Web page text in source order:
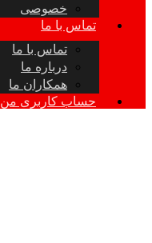
خصوصی
تماس با ما
تماس با ما
درباره ما
همکاران ما
حساب کاربری من